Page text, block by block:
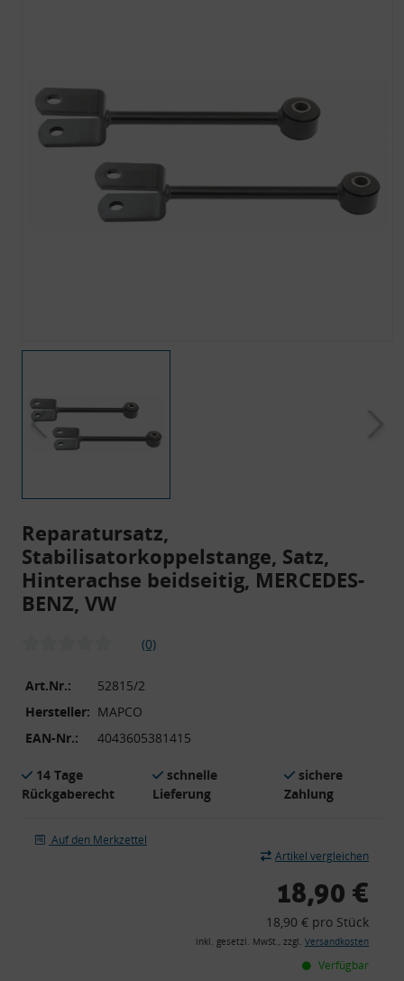
Reparatursatz,
Stabilisatorkoppelstange, Satz,
Hinterachse beidseitig, MERCEDES-
BENZ, VW
(0)
Art.Nr.:
52815/2
Hersteller: MAPCO
EAN-Nr.:
4043605381415
14 Tage
Rückgaberecht
schnelle
Lieferung
sichere
Zahlung
Auf den Merkzettel
Artikel vergleichen
18,90 €
18,90 € pro Stück
inkl. gesetzl. MwSt., zzgl. Versandkosten
Verfügbar